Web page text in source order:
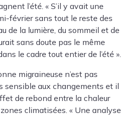
l’été. « S’il y avait une
février sans tout le reste des
de la lumière, du sommeil et de
sans doute pas le même
le cadre tout entier de l’été ».
migraineuse n’est pas
sensible aux changements et il
de rebond entre la chaleur
climatisées. « Une analyse